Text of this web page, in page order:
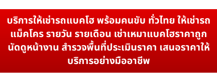
บริการให้เช่ารถแบคโฮ พร้อมคนขับ ทั่วไทย ให้เช่ารถ
แม็คโคร รายวัน รายเดือน เช่าเหมาแบคโฮราคาถูก
นัดดูหน้างาน สำรวจพื้นที่ประเมินราคา เสนอราคาให้
บริการอย่างมืออาชีพ